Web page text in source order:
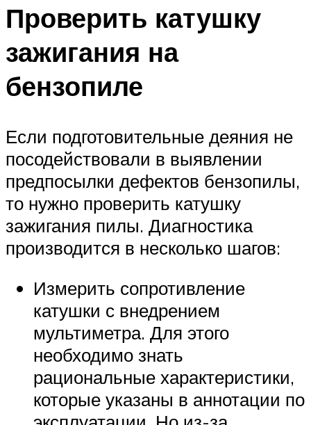
Проверить катушку
зажигания на
бензопиле
Если подготовительные деяния не
посодействовали в выявлении
предпосылки дефектов бензопилы,
то нужно проверить катушку
зажигания пилы. Диагностика
производится в несколько шагов:
Измерить сопротивление
катушки с внедрением
мультиметра. Для этого
необходимо знать
рациональные характеристики,
которые указаны в аннотации по